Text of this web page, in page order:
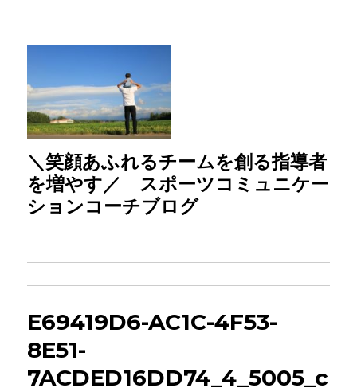
＼笑顔あふれるチームを創る指導者
を増やす／ スポーツコミュニケー
ションコーチブログ
E69419D6-AC1C-4F53-
8E51-
7ACDED16DD74_4_5005_c